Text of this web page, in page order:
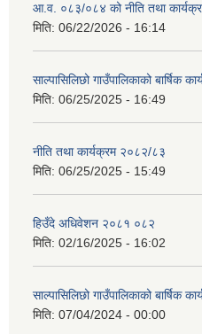
आ.व. ०८३/०८४ को नीति तथा
मिति: 06/22/2026 - 16:14
साल्पासिलिछो गाउँपालिकाको
मिति: 06/25/2025 - 16:49
नीति तथा कार्यक्रम २०८२/८३
मिति: 06/25/2025 - 15:49
हिउँदे अधिवेशन २०८१ ०८२
मिति: 02/16/2025 - 16:02
साल्पासिलिछो गाउँपालिकाको
मिति: 07/04/2024 - 00:00